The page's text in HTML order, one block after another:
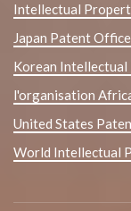
Intellectual
Japan Patent
Korean
l'organisation
United States
World Intellectual